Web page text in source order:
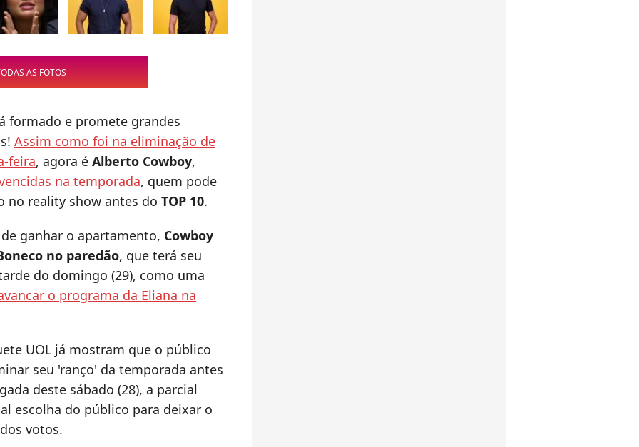
AS FOTOS
formado e promete grandes
Assim como foi na eliminação de
feira, agora é Alberto Cowboy,
na temporada, quem pode
no reality show antes do TOP 10.
ganhar o apartamento, Cowboy
no paredão, que terá seu
do domingo (29), como uma
o programa da Eliana na
UOL já mostram que o público
seu 'ranço' da temporada antes
deste sábado (28), a parcial
escolha do público para deixar o
dos votos.